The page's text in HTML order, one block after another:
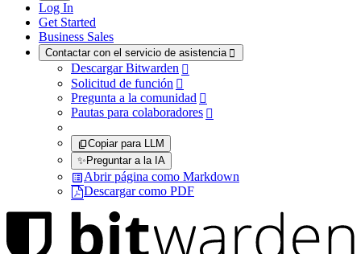
Log In
Get Started
Business Sales
Contactar con el servicio de asistencia 
Descargar Bitwarden 
Solicitud de función 
Pregunta a la comunidad 
Pautas para colaboradores 
Copiar para LLM
✨Preguntar a la IA
Abrir página como Markdown
Descargar como PDF